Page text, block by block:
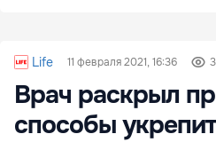
Life 11 февраля 2021, 16:36
Врач раскрыл
способы